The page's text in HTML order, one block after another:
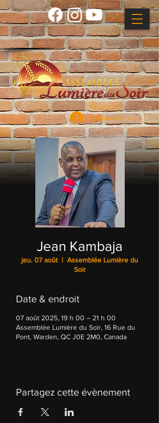
Connectez-vous
Jean Kambaja
jeu. 07 août
  |
Assemblée Lumière du
Soir
Date & endroit
07 août 2025, 19 h 00 – 21 h 00
Assemblée Lumière du Soir, 16 Rue du
Pont, Warden, QC J0E 2M0, Canada
Partagez cette évènement